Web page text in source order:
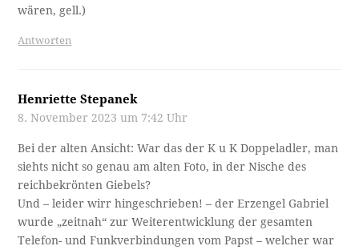
wären, gell.)
Antworten
Henriette Stepanek
8. November 2023 um 7:42 Uhr
Bei der alten Ansicht: War das der K u K Doppeladler, man
siehts nicht so genau am alten Foto, in der Nische des
reichbekrönten Giebels?
Und – leider wirr hingeschrieben! – der Erzengel Gabriel
wurde „zeitnah“ zur Weiterentwicklung der gesamten
Telefon- und Funkverbindungen vom Papst – welcher war